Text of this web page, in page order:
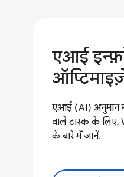
एआई
एआई (AI) अनुमान
वाले टास्क के लिए,
के बारे में जानें.